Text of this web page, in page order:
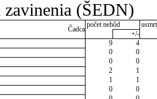
(ŠEDN)
Čadca
počet nehôd
+/-
9
4
0
0
0
0
2
1
1
1
0
0